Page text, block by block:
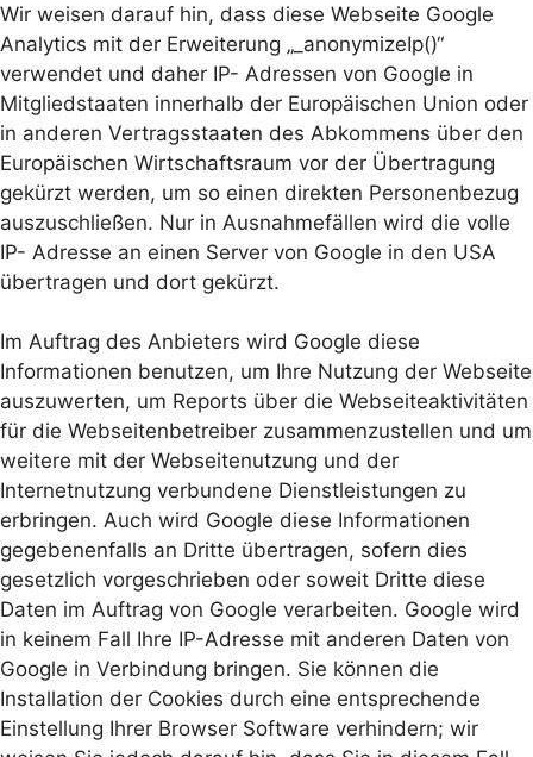
Wir weisen darauf hin, dass diese Webseite Google
Analytics mit der Erweiterung „_anonymizeIp()“
verwendet und daher IP- Adressen von Google in
Mitgliedstaaten innerhalb der Europäischen Union oder
in anderen Vertragsstaaten des Abkommens über den
Europäischen Wirtschaftsraum vor der Übertragung
gekürzt werden, um so einen direkten Personenbezug
auszuschließen. Nur in Ausnahmefällen wird die volle
IP- Adresse an einen Server von Google in den USA
übertragen und dort gekürzt.
Im Auftrag des Anbieters wird Google diese
Informationen benutzen, um Ihre Nutzung der Webseite
auszuwerten, um Reports über die Webseiteaktivitäten
für die Webseitenbetreiber zusammenzustellen und um
weitere mit der Webseitenutzung und der
Internetnutzung verbundene Dienstleistungen zu
erbringen. Auch wird Google diese Informationen
gegebenenfalls an Dritte übertragen, sofern dies
gesetzlich vorgeschrieben oder soweit Dritte diese
Daten im Auftrag von Google verarbeiten. Google wird
in keinem Fall Ihre IP-Adresse mit anderen Daten von
Google in Verbindung bringen. Sie können die
Installation der Cookies durch eine entsprechende
Einstellung Ihrer Browser Software verhindern; wir